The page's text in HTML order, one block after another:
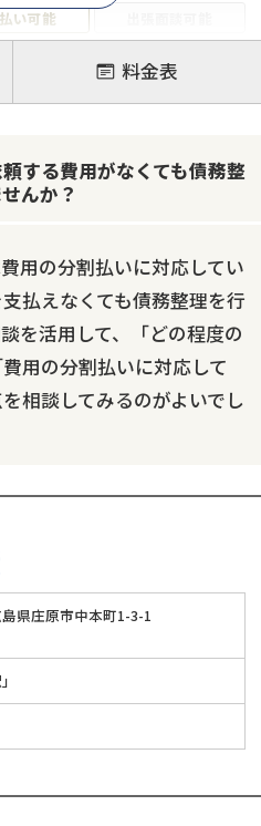
い可能
援用
過払い金返還請求
ローン
料金表
する費用がなくても債務整
んか？
用の分割払いに対応してい
払えなくても債務整理を行
を活用して、「どの程度の
用の分割払いに対応して
相談してみるのがよいでし
県庄原市中本町1-3-1